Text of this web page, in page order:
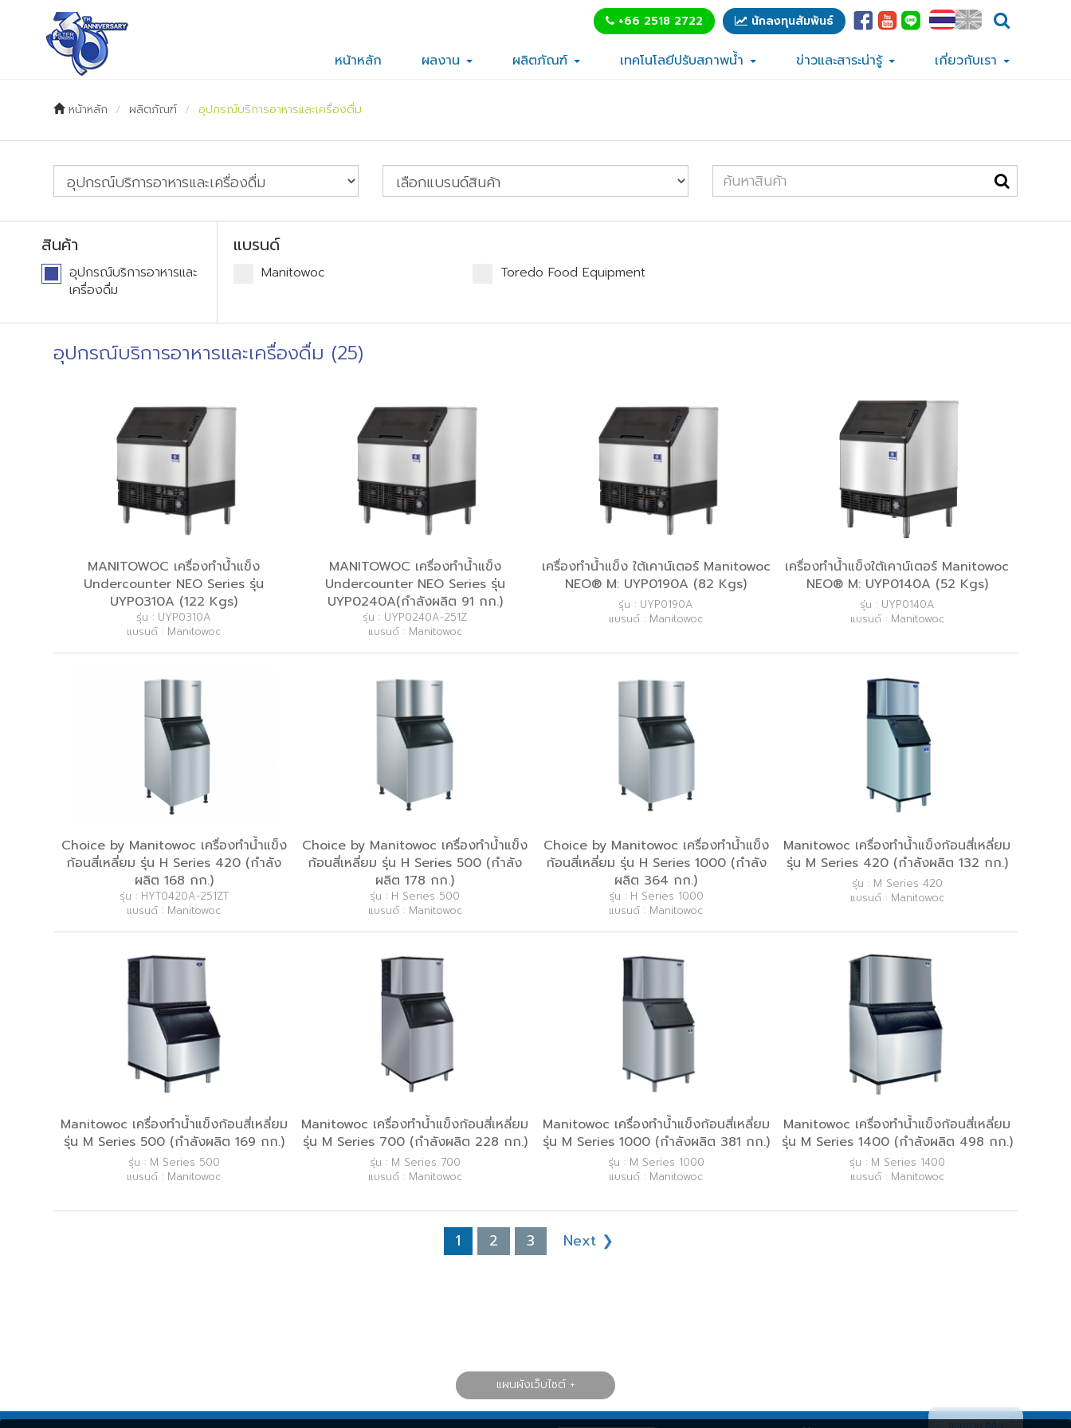
+66 2518 2722 นักลงทุนสัมพันธ์
หน้าหลัก ผลงาน ผลิตภัณฑ์ เทคโนโลยีปรับสภาพน้ำ ข่าวและสาระน่ารู้ เกี่ยวกับเรา
หน้าหลัก ผลิตภัณฑ์ อุปกรณ์บริการอาหารและเครื่องดื่ม
สินค้า
อุปกรณ์บริการอาหารและ
เครื่องดื่ม
แบรนด์
Manitowoc Toredo Food Equipment
อุปกรณ์บริการอาหารและเครื่องดื่ม (25)
MANITOWOC เครื่องทำน้ำแข็ง
Undercounter NEO Series รุ่น
UYP0310A (122 Kgs)
รุ่น : UYP0310A
แบรนด์ : Manitowoc
MANITOWOC เครื่องทำน้ำแข็ง
Undercounter NEO Series รุ่น
UYP0240A(กำลังผลิต 91 กก.)
รุ่น : UYP0240A-251Z
แบรนด์ : Manitowoc
เครื่องทำน้ำแข็ง ใต้เคาน์เตอร์ Manitowoc
NEO® M: UYP0190A (82 Kgs)
รุ่น : UYP0190A
แบรนด์ : Manitowoc
เครื่องทำน้ำแข็งใต้เคาน์เตอร์ Manitowoc
NEO® M: UYP0140A (52 Kgs)
รุ่น : UYP0140A
แบรนด์ : Manitowoc
Choice by Manitowoc เครื่องทำน้ำแข็ง
ก้อนสี่เหลี่ยม รุ่น H Series 420 (กำลัง
ผลิต 168 กก.)
รุ่น : HYT0420A-251ZT
แบรนด์ : Manitowoc
Choice by Manitowoc เครื่องทำน้ำแข็ง
ก้อนสี่เหลี่ยม รุ่น H Series 500 (กำลัง
ผลิต 178 กก.)
รุ่น : H Series 500
แบรนด์ : Manitowoc
Choice by Manitowoc เครื่องทำน้ำแข็ง
ก้อนสี่เหลี่ยม รุ่น H Series 1000 (กำลัง
ผลิต 364 กก.)
รุ่น : H Series 1000
แบรนด์ : Manitowoc
Manitowoc เครื่องทำน้ำแข็งก้อนสี่เหลี่ยม
รุ่น M Series 420 (กำลังผลิต 132 กก.)
รุ่น : M Series 420
แบรนด์ : Manitowoc
Manitowoc เครื่องทำน้ำแข็งก้อนสี่เหลี่ยม
รุ่น M Series 500 (กำลังผลิต 169 กก.)
รุ่น : M Series 500
แบรนด์ : Manitowoc
Manitowoc เครื่องทำน้ำแข็งก้อนสี่เหลี่ยม
รุ่น M Series 700 (กำลังผลิต 228 กก.)
รุ่น : M Series 700
แบรนด์ : Manitowoc
Manitowoc เครื่องทำน้ำแข็งก้อนสี่เหลี่ยม
รุ่น M Series 1000 (กำลังผลิต 381 กก.)
รุ่น : M Series 1000
แบรนด์ : Manitowoc
Manitowoc เครื่องทำน้ำแข็งก้อนสี่เหลี่ยม
รุ่น M Series 1400 (กำลังผลิต 498 กก.)
รุ่น : M Series 1400
แบรนด์ : Manitowoc
1 2 3 Next ❯
แผนผังเว็บไซต์
สอบถาม คลิก